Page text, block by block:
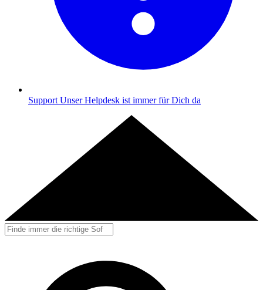
Support Unser Helpdesk ist immer für Dich da